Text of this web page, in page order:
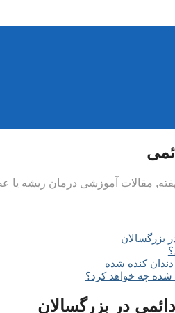
, مقالات آموزشی درمان ریشه
بزرگسالان
کنده شده
شده چه خواهد کرد؟
در بزرگسالان